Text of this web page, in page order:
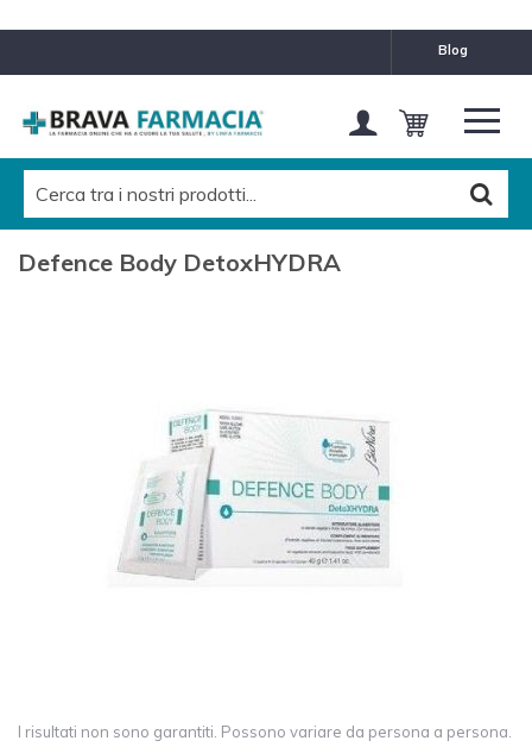
blog
Defence Body DetoxHYDRA
I risultati non sono garantiti. Possono variare da persona a persona.